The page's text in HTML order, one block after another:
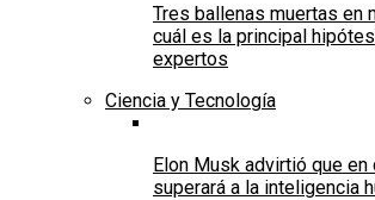
Tres ballenas muertas en
cuál es la principal
expertos
Ciencia y Tecnología
Elon Musk advirtió que en
superará a la inteligencia